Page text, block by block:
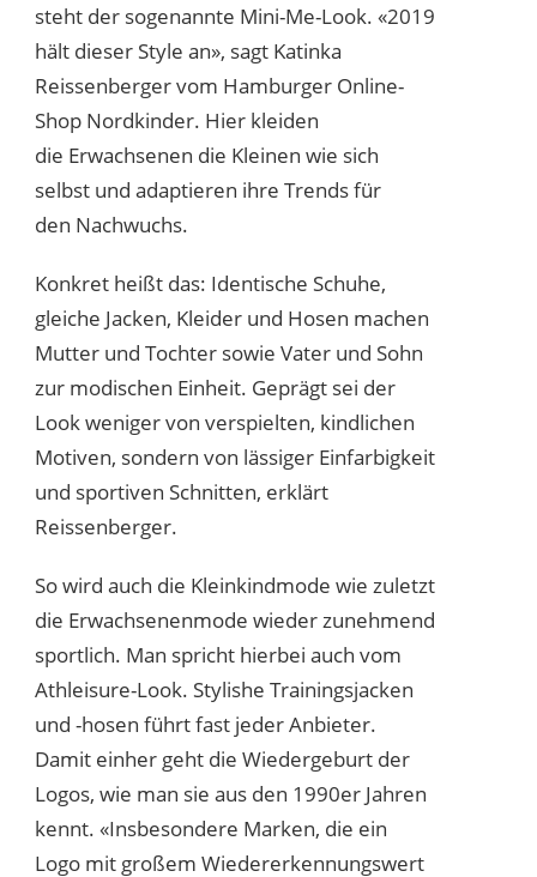
steht der sogenannte Mini-Me-Look. «2019
hält dieser Style an», sagt Katinka
Reissenberger vom Hamburger Online-
Shop Nordkinder. Hier kleiden
die Erwachsenen die Kleinen wie sich
selbst und adaptieren ihre Trends für
den Nachwuchs.
Konkret heißt das: Identische Schuhe,
gleiche Jacken, Kleider und Hosen machen
Mutter und Tochter sowie Vater und Sohn
zur modischen Einheit. Geprägt sei der
Look weniger von verspielten, kindlichen
Motiven, sondern von lässiger Einfarbigkeit
und sportiven Schnitten, erklärt
Reissenberger.
So wird auch die Kleinkindmode wie zuletzt
die Erwachsenenmode wieder zunehmend
sportlich. Man spricht hierbei auch vom
Athleisure-Look. Stylishe Trainingsjacken
und -hosen führt fast jeder Anbieter.
Damit einher geht die Wiedergeburt der
Logos, wie man sie aus den 1990er Jahren
kennt. «Insbesondere Marken, die ein
Logo mit großem Wiedererkennungswert